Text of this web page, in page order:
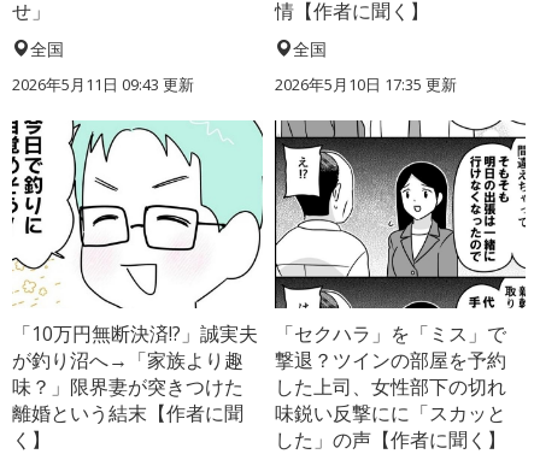
せ」
全国
2026年5月11日 09:43 更新
情【作者に聞く】
全国
2026年5月10日 17:35 更新
「10万円無断決済!?」誠実夫
が釣り沼へ→「家族より趣
味？」限界妻が突きつけた
離婚という結末【作者に聞
く】
「セクハラ」を「ミス」で
撃退？ツインの部屋を予約
した上司、女性部下の切れ
味鋭い反撃にに「スカッと
した」の声【作者に聞く】